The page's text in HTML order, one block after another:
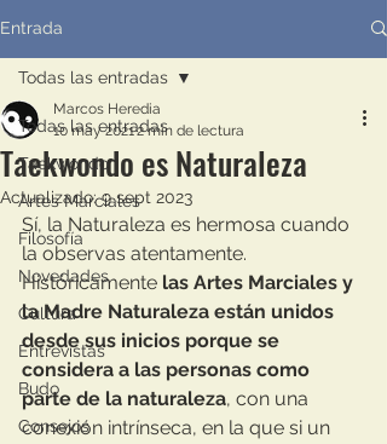
Entrada
Todas las entradas
Taekwondo
Artes Marciales
Filosofía
Novedades
Cultura
Entrevistas
Budo
Consejos
Todas las entradas
Taekwondo es Naturaleza
Marcos Heredia
10 may 20212 min de lectura
Actualizado:9 sept 2023
Sí, la Naturaleza es hermosa cuando
la observas atentamente.
Históricamente las Artes Marciales y
la Madre Naturaleza están unidos
desde sus inicios porque se
considera a las personas como
parte de la naturaleza, con una
conexión intrínseca, en la que si un